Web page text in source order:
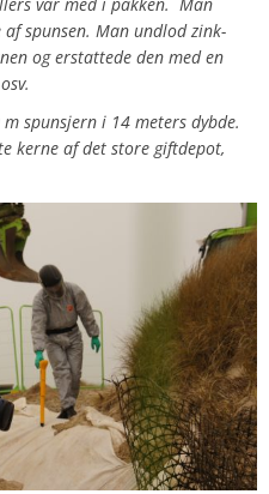
spunsen. Man undlod zink-
og erstattede den med en
spunsjern i 14 meters dybde.
kerne af det store giftdepot,